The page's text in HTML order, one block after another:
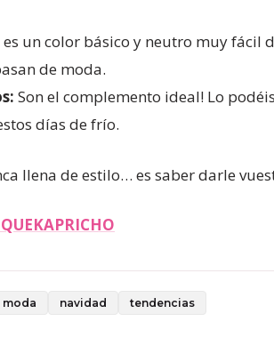
un color básico y neutro muy fácil
de moda.
Son el complemento ideal! Lo
días de frío.
llena de estilo… es saber darle
moda navidad tendencias